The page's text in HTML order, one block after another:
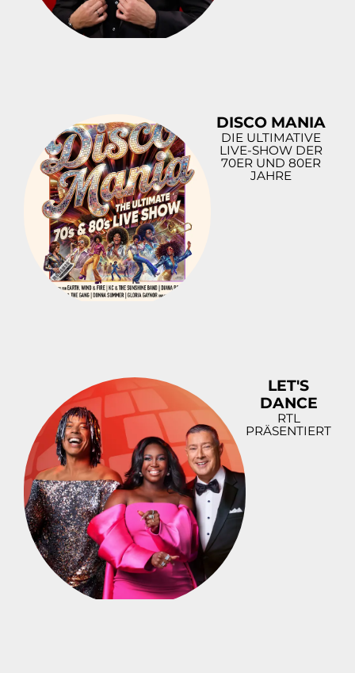
DISCO MANIA
DIE ULTIMATIVE
LIVE-SHOW DER
70ER UND 80ER
JAHRE
LET'S
DANCE
RTL
PRÄSENTIERT